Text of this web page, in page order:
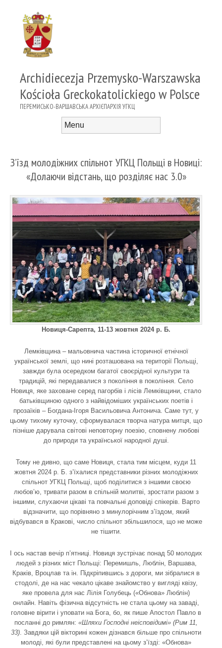
Archidiecezja Przemysko-Warszawska
Kościoła Greckokatolickiego w Polsce
ПЕРЕМИСЬКО-ВАРШАВСЬКА АРХІЄПАРХІЯ УГКЦ
З’їзд молодіжних спільнот УГКЦ Польщі в Новиці:
«Долаючи відстань, що розділяє нас 3.0»
Новиця-Сарепта, 11-13 жовтня 2024 р. Б.
Лемківщина – мальовнича частина історичної етнічної
української землі, що нині розташована на території Польщі,
завжди була осередком багатої своєрідної культури та
традицій, які передавалися з покоління в покоління. Село
Новиця, яке заховане серед пагорбів і лісів Лемківщини, стало
батьківщиною одного з найвідоміших українських поетів і
прозаїків – Богдана-Ігоря Васильовича Антонича. Саме тут, у
цьому тихому куточку, сформувалася творча натура митця, що
пізніше дарувала світові неповторну поезію, сповнену любові
до природи та української народної душі.
Тому не дивно, що саме Новиця, стала тим місцем, куди 11
жовтня 2024 р. Б. з’їхалися представники різних молодіжних
спільнот УГКЦ Польщі, щоб поділитися з іншими своєю
любов’ю, тривати разом в спільній молитві, зростати разом з
іншими, слухаючи цікаві та повчальні доповіді спікерів. Варто
відзначити, що порівняно з минулорічним з’їздом, який
відбувався в Кракові, число спільнот збільшилося, що не може
не тішити.
І ось настав вечір п’ятниці. Новиця зустрічає понад 50 молодих
людей з різних міст Польщі: Перемишль, Люблін, Варшава,
Краків, Вроцлав та ін. Підкріпившись з дороги, ми зібралися в
стодолі, де на нас чекало цікаве знайомство у вигляді квізу,
яке провела для нас Лілія Голубець («Обнова» Люблін)
онлайн. Навіть фізична відсутність не стала цьому на заваді,
головне вірити і уповати на Бога, бо, як пише Апостол Павло в
посланні до римлян: «Шляхи Господні неісповідимі» (Рим 11,
33). Завдяки цій вікторині кожен дізнався більше про спільноти
молоді, які були представлені на цьому з’їзді: «Обнова»